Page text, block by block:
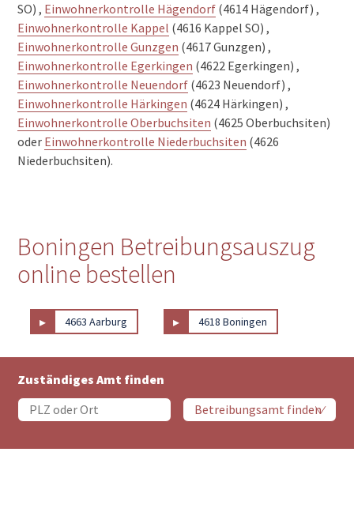
SO) , Einwohnerkontrolle Hägendorf (4614 Hägendorf) ,
Einwohnerkontrolle Kappel (4616 Kappel SO) ,
Einwohnerkontrolle Gunzgen (4617 Gunzgen) ,
Einwohnerkontrolle Egerkingen (4622 Egerkingen) ,
Einwohnerkontrolle Neuendorf (4623 Neuendorf) ,
Einwohnerkontrolle Härkingen (4624 Härkingen) ,
Einwohnerkontrolle Oberbuchsiten (4625 Oberbuchsiten)
oder Einwohnerkontrolle Niederbuchsiten (4626
Niederbuchsiten).
Boningen Betreibungsauszug
online bestellen
▸ 4663 Aarburg ▸ 4618 Boningen
Zuständiges Amt finden